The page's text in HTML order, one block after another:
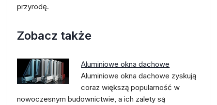
przyrodę.
Zobacz także
Aluminiowe okna dachowe
Aluminiowe okna dachowe zyskują
coraz większą popularność w
nowoczesnym budownictwie, a ich zalety są